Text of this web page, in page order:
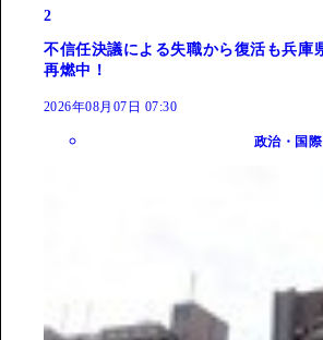
2
不信任決議による失職から復活も兵庫
再燃中！
2026年08月07日 07:30
政治・国際